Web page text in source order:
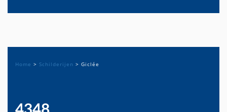
Home > Schilderijen > Giclée